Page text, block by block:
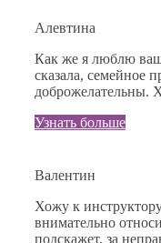
Алевтина
Как же я люблю
сказала, семейное
доброжелательны.
Узнать больше
Валентин
Хожу к
внимательно
подскажет, за